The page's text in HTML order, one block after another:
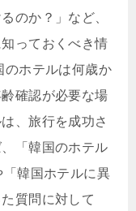
のか？」など、
っておくべき情
のホテルは何歳か
確認が必要な場
、旅行を成功さ
「韓国のホテル
韓国ホテルに異
質問に対して